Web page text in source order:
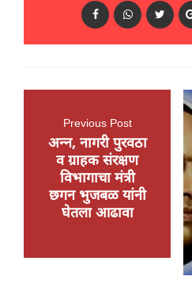
Previous Post
अन्न, नागरी पुरवठा
व ग्राहक संरक्षण
विभागाचा मंत्री
छगन भुजबळ यांनी
घेतला आढावा